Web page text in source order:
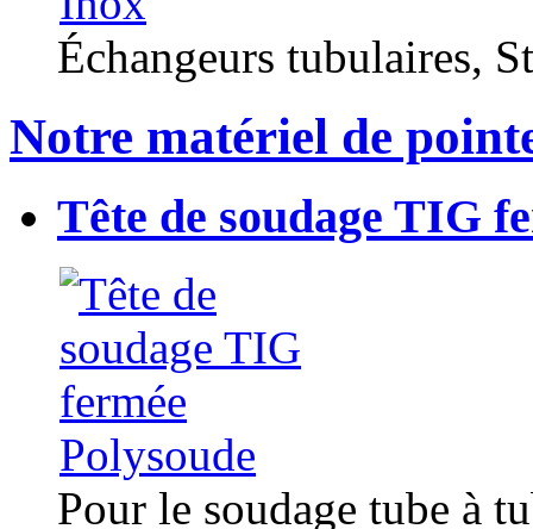
Échangeurs tubulaires,
Notre matériel de
Tête de soudage TIG
Pour le soudage tube à